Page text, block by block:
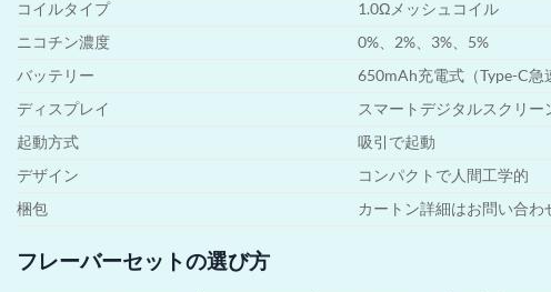
コイルタイプ
1.0Ωメッシュコイル
ニコチン濃度
0%、2%、3%、5%
バッテリー
650mAh充電式（Type-C急
ディスプレイ
スマートデジタルスクリー
起動方式
吸引で起動
デザイン
コンパクトで人間工学的
梱包
カートン詳細はお問い合
フレーバーセットの選び方